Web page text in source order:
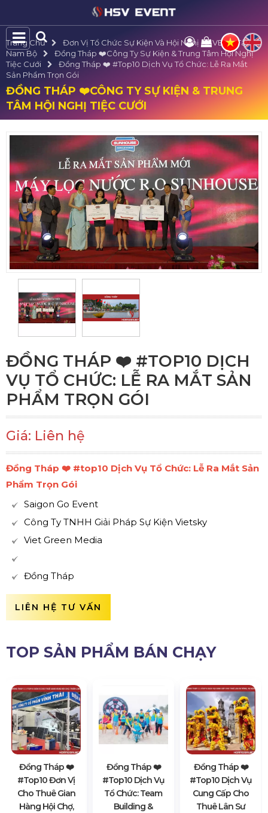
Trang Chủ
Đơn Vị Tổ Chức Sự Kiện Và Hội Nghị HSVE Tại Tây
Nam Bộ
Đồng Tháp ❤️️Công Ty Sự Kiện & Trung Tâm Hội Nghị
Tiệc Cưới
Đồng Tháp ❤️️ #top10 Dịch Vụ Tổ Chức: Lễ Ra Mắt
Sản Phẩm Trọn Gói
ĐỒNG THÁP ❤️️CÔNG TY SỰ KIỆN & TRUNG
TÂM HỘI NGHỊ TIỆC CƯỚI
ĐỒNG THÁP ❤️️ #TOP10 DỊCH
VỤ TỔ CHỨC: LỄ RA MẮT SẢN
PHẨM TRỌN GÓI
Giá: Liên hệ
Đồng Tháp ❤️️ #top10 Dịch Vụ Tổ Chức: Lễ Ra Mắt Sản
Phẩm Trọn Gói
Saigon Go Event
Công Ty TNHH Giải Pháp Sự Kiện Vietsky
Viet Green Media
Đồng Tháp
LIÊN HỆ TƯ VẤN
TOP SẢN PHẨM BÁN CHẠY
Đồng Tháp ❤️️
#top10 Đơn Vị
Cho Thuê Gian
Hàng Hội Chợ,
Đồng Tháp ❤️️
#top10 Dịch Vụ
Tổ Chức: Team
Building &
Đồng Tháp ❤️️
#top10 Dịch Vụ
Cung Cấp Cho
Thuê Lân Sư